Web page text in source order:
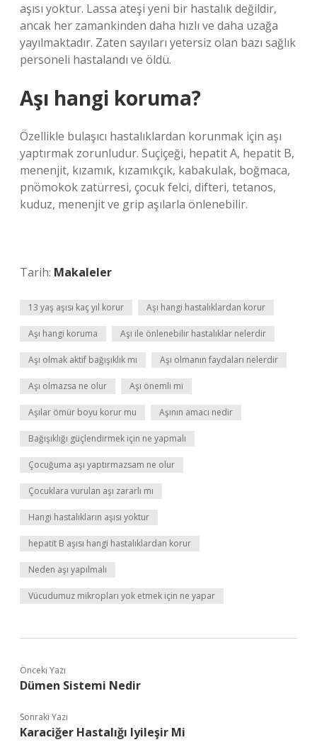
aşısı yoktur. Lassa ateşi yeni bir hastalık değildir,
ancak her zamankinden daha hızlı ve daha uzağa
yayılmaktadır. Zaten sayıları yetersiz olan bazı sağlık
personeli hastalandı ve öldü.
Aşı hangi koruma?
Özellikle bulaşıcı hastalıklardan korunmak için aşı
yaptırmak zorunludur. Suçiçeği, hepatit A, hepatit B,
menenjit, kızamık, kızamıkçık, kabakulak, boğmaca,
pnömokok zatürresi, çocuk felci, difteri, tetanos,
kuduz, menenjit ve grip aşılarla önlenebilir.
Tarih: Makaleler
13 yaş aşısı kaç yıl korur Aşı hangi hastalıklardan korur
Aşı hangi koruma Aşı ile önlenebilir hastalıklar nelerdir
Aşı olmak aktif bağışıklık mı Aşı olmanın faydaları nelerdir
Aşı olmazsa ne olur Aşı önemli mi
Aşılar ömür boyu korur mu Aşının amacı nedir
Bağışıklığı güçlendirmek için ne yapmalı
Çocuğuma aşı yaptırmazsam ne olur
Çocuklara vurulan aşı zararlı mı
Hangi hastalıkların aşısı yoktur
hepatit B aşısı hangi hastalıklardan korur
Neden aşı yapılmalı
Vücudumuz mikropları yok etmek için ne yapar
Önceki Yazı
Dümen Sistemi Nedir
Sonraki Yazı
Karaciğer Hastalığı Iyileşir Mi